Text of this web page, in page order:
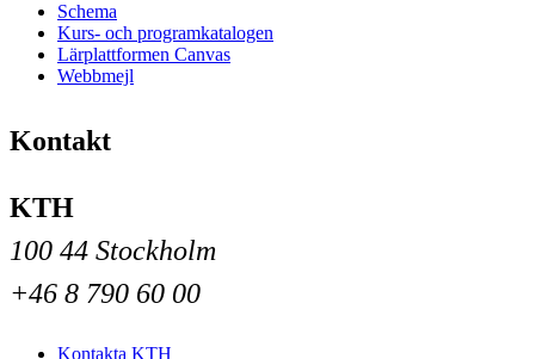
Schema
Kurs- och programkatalogen
Lärplattformen Canvas
Webbmejl
Kontakt
KTH
100 44 Stockholm
+46 8 790 60 00
Kontakta KTH